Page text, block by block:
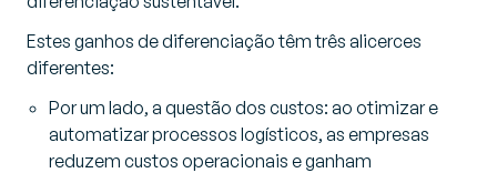
Estes ganhos de diferenciação têm três alicerces
diferentes:
Por um lado, a questão dos custos: ao otimizar e
automatizar processos logísticos, as empresas
reduzem custos operacionais e ganham